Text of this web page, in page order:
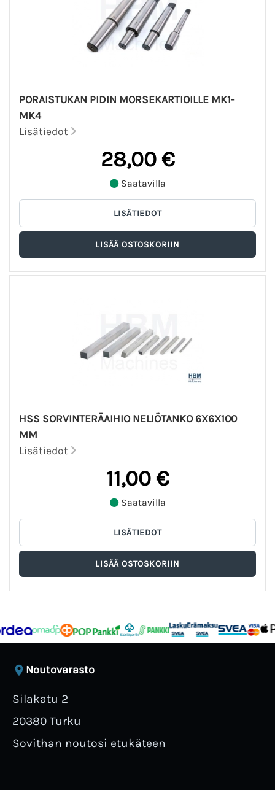
PORAISTUKAN PIDIN MORSEKARTIOILLE MK1-
MK4
Lisätiedot
28,00 €
Saatavilla
HSS SORVINTERÄAIHIO NELIÖTANKO 6X6X100
MM
Lisätiedot
11,00 €
Saatavilla
Noutovarasto
Silakatu 2
20380 Turku
Sovithan noutosi etukäteen